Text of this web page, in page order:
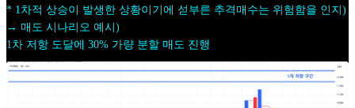
* 1차적 상승이 발생한 상황이기에 섣부른 추격매수는 위험함을 인지)
→ 매도 시나리오 예시)
1차 저항 도달에 30% 가량 분할 매도 진행